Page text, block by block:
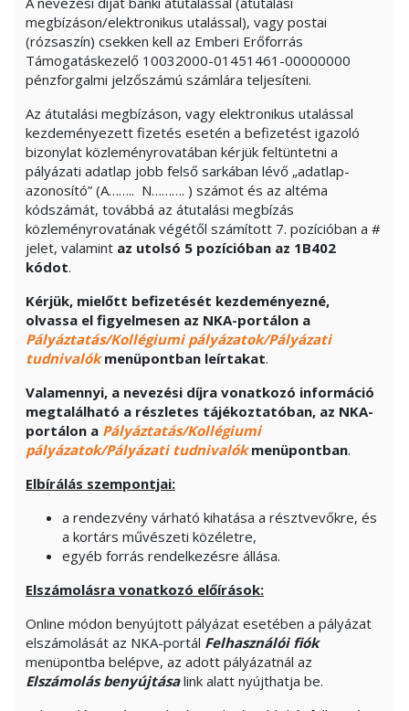
megbízáson/elektronikus utalással), vagy postai
(rózsaszín) csekken kell az Emberi Erőforrás
Támogatáskezelő 10032000-01451461-00000000
pénzforgalmi jelzőszámú számlára teljesíteni.
Az átutalási megbízáson, vagy elektronikus utalással
kezdeményezett fizetés esetén a befizetést igazoló
bizonylat közleményrovatában kérjük feltüntetni a
pályázati adatlap jobb felső sarkában lévő „adatlap-
azonosító” (A…….. N………. ) számot és az altéma
kódszámát, továbbá az átutalási megbízás
közleményrovatának végétől számított 7. pozícióban a #
jelet, valamint az utolsó 5 pozícióban az 1B402
kódot.
Kérjük, mielőtt befizetését kezdeményezné,
olvassa el figyelmesen az NKA-portálon a
Pályáztatás/Kollégiumi pályázatok/Pályázati
tudnivalók menüpontban leírtakat.
Valamennyi, a nevezési díjra vonatkozó információ
megtalálható a részletes tájékoztatóban, az NKA-
portálon a Pályáztatás/Kollégiumi
pályázatok/Pályázati tudnivalók menüpontban.
Elbírálás szempontjai:
a rendezvény várható kihatása a résztvevőkre, és
a kortárs művészeti közéletre,
egyéb forrás rendelkezésre állása.
Elszámolásra vonatkozó előírások:
Online módon benyújtott pályázat esetében a pályázat
elszámolását az NKA-portál Felhasználói fiók
menüpontba belépve, az adott pályázatnál az
Elszámolás benyújtásalink alatt nyújthatja be.